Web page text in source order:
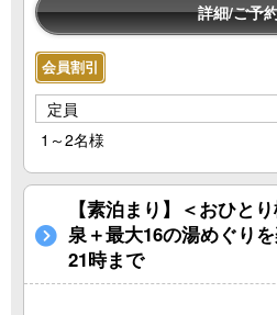
詳細/ご予
会員割引
定員
1～2名様
【素泊まり】＜おひと
泉＋最大16の湯めぐり
21時まで